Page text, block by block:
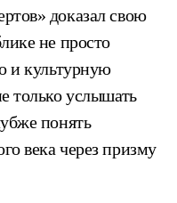
доказал свою
не просто
и культурную
только услышать
понять
века через призму